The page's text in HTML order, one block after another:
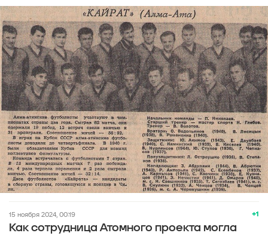
+1
15 ноября 2024, 00:19
Как сотрудница Атомного проекта могла